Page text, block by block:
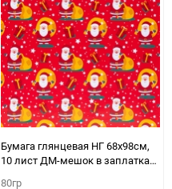
Бумага глянцевая НГ 68х98см,
10 лист ДМ-мешок в заплатках
80гр